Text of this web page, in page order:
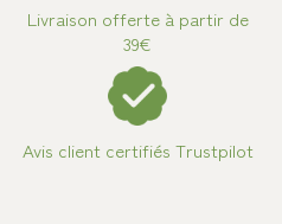
Livraison offerte à partir de
39€
Avis client certifiés Trustpilot